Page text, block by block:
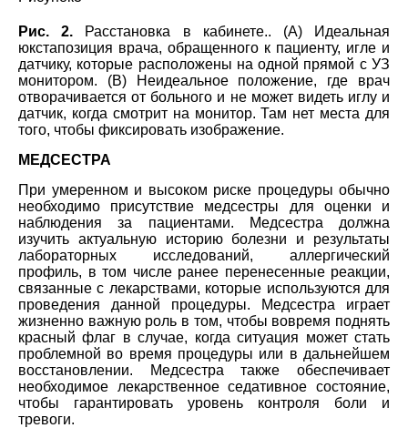
Рис. 2. Расстановка в кабинете.. (A) Идеальная
юкстапозиция врача, обращенного к пациенту, игле и
датчику, которые расположены на одной прямой с УЗ
монитором. (В) Неидеальное положение, где врач
отворачивается от больного и не может видеть иглу и
датчик, когда смотрит на монитор. Там нет места для
того, чтобы фиксировать изображение.
МЕДСЕСТРА
При умеренном и высоком риске процедуры обычно
необходимо присутствие медсестры для оценки и
наблюдения за пациентами. Медсестра должна
изучить актуальную историю болезни и результаты
лабораторных исследований, аллергический
профиль, в том числе ранее перенесенные реакции,
связанные с лекарствами, которые используются для
проведения данной процедуры. Медсестра играет
жизненно важную роль в том, чтобы вовремя поднять
красный флаг в случае, когда ситуация может стать
проблемной во время процедуры или в дальнейшем
восстановлении. Медсестра также обеспечивает
необходимое лекарственное седативное состояние,
чтобы гарантировать уровень контроля боли и
тревоги.